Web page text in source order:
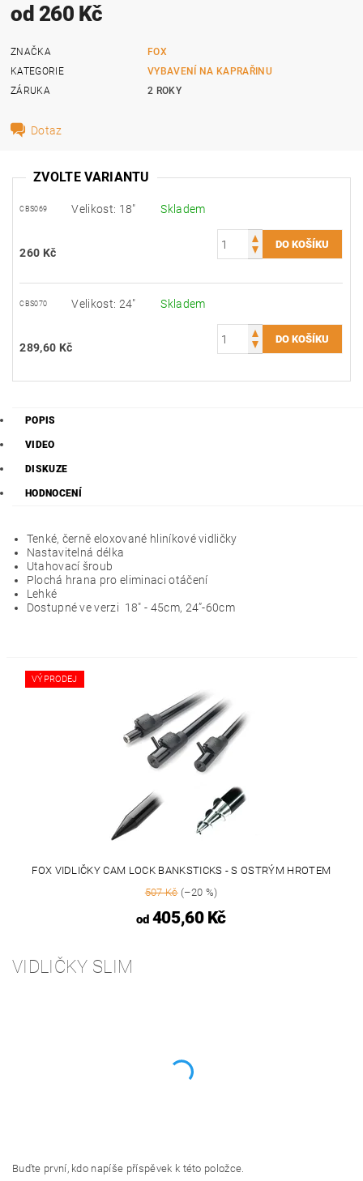
od 260 Kč
ZNAČKA
FOX
KATEGORIE
VYBAVENÍ NA KAPRAŘINU
ZÁRUKA
2 ROKY
Dotaz
ZVOLTE VARIANTU
CBS069 Velikost: 18" Skladem
260 Kč
CBS070 Velikost: 24" Skladem
289,60 Kč
POPIS
VIDEO
DISKUZE
HODNOCENÍ
Tenké, černě eloxované hliníkové vidličky
Nastavitelná délka
Utahovací šroub
Plochá hrana pro eliminaci otáčení
Lehké
Dostupné ve verzi 18" - 45cm, 24”-60cm
VÝPRODEJ
FOX VIDLIČKY CAM LOCK BANKSTICKS - S OSTRÝM HROTEM
507 Kč(–20 %)
od405,60 Kč
VIDLIČKY SLIM
Buďte první, kdo napíše příspěvek k této položce.